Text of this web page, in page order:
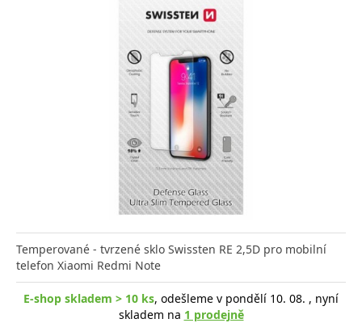
Temperované - tvrzené sklo Swissten RE 2,5D pro mobilní
telefon Xiaomi Redmi Note
E-shop skladem > 10 ks, odešleme v pondělí 10. 08. , nyní
skladem na 1 prodejně